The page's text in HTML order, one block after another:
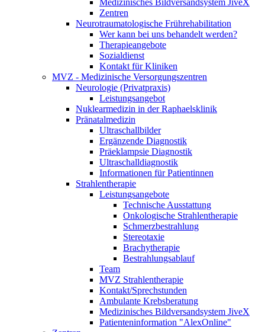
Medizinisches Bildversandsystem JiveX
Zentren
Neurotraumatologische Frührehabilitation
Wer kann bei uns behandelt werden?
Therapieangebote
Sozialdienst
Kontakt für Kliniken
MVZ - Medizinische Versorgungszentren
Neurologie (Privatpraxis)
Leistungsangebot
Nuklearmedizin in der Raphaelsklinik
Pränatalmedizin
Ultraschallbilder
Ergänzende Diagnostik
Präeklampsie Diagnostik
Ultraschalldiagnostik
Informationen für Patientinnen
Strahlentherapie
Leistungsangebote
Technische Ausstattung
Onkologische Strahlentherapie
Schmerzbestrahlung
Stereotaxie
Brachytherapie
Bestrahlungsablauf
Team
MVZ Strahlentherapie
Kontakt/Sprechstunden
Ambulante Krebsberatung
Medizinisches Bildversandsystem JiveX
Patienteninformation "AlexOnline"